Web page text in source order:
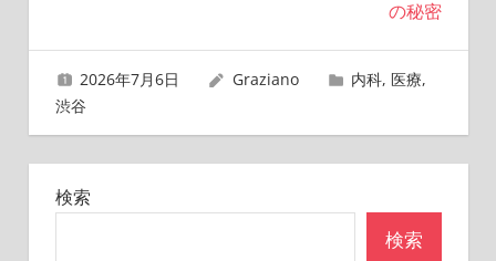
ゲ
ー
シ
ョ
の秘密
2026年7月6日 Graziano 内科, 医療,
渋谷
検索
検索